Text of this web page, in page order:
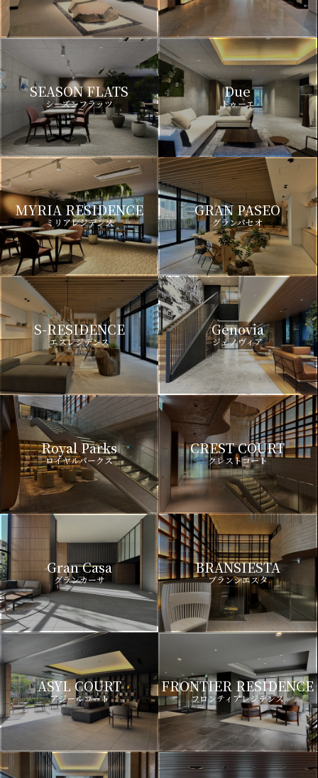
SEASON FLATS
シーズンフラッツ
Due
ドゥーエ
MYRIA RESIDENCE
ミリアレジデンス
GRAN PASEO
グランパセオ
S-RESIDENCE
エスレジデンス
Genovia
ジェノヴィア
Royal Parks
ロイヤルパークス
CREST COURT
クレストコート
Gran Casa
グランカーサ
BRANSIESTA
ブランシエスタ
ASYL COURT
アジールコート
FRONTIER RESIDENCE
フロンティアレジデンス